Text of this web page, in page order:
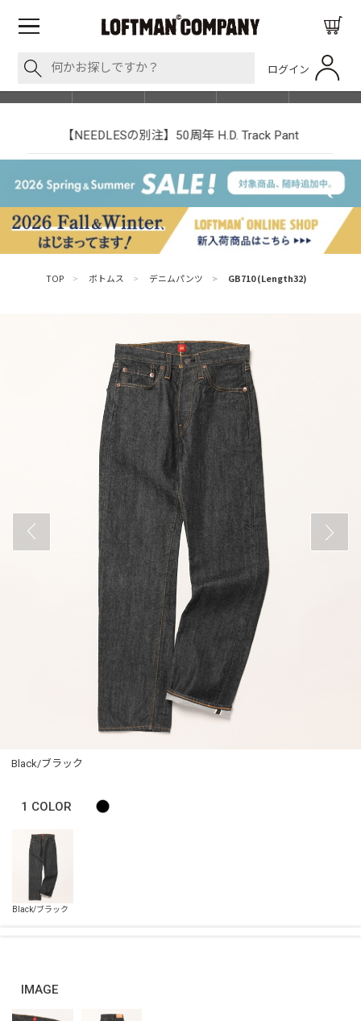
ログイン
SHOP LIST
【NEEDLESの別注】50周年 H.D. Track Pant
TOP > ボトムス > デニムパンツ > GB710 (Length32)
Black/ブラック
1 COLOR
IMAGE